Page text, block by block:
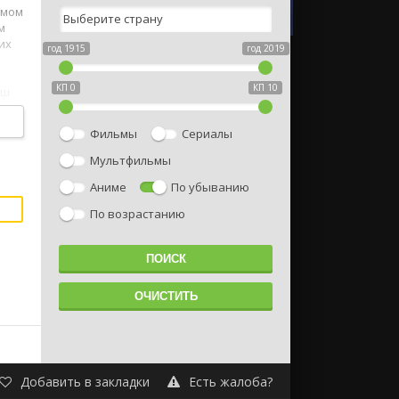
год 1915 год 2019
КП 0 КП 10
Фильмы
Сериалы
Мультфильмы
Аниме
По убыванию
По возрастанию
Добавить в закладки Есть жалоба?